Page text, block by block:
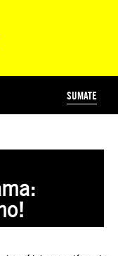
SUMATE